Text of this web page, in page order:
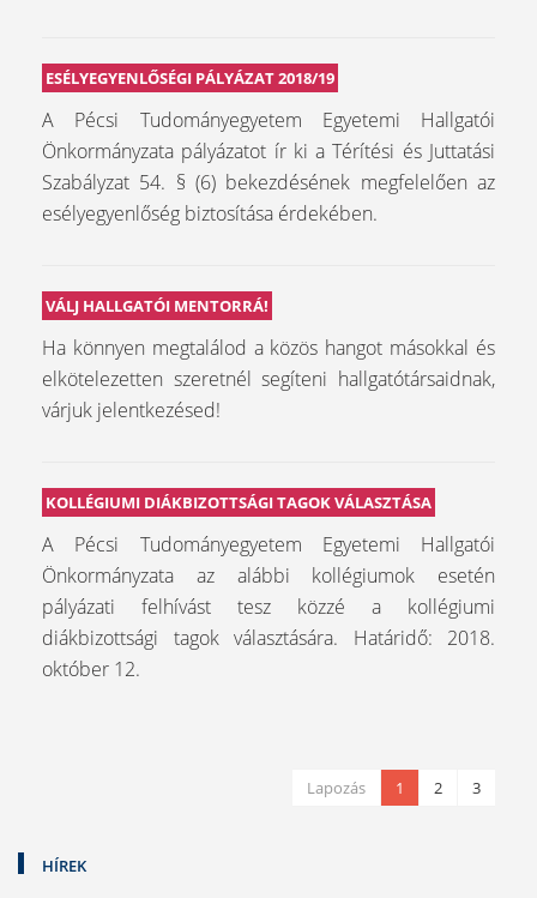
ESÉLYEGYENLŐSÉGI PÁLYÁZAT 2018/19
A Pécsi Tudományegyetem Egyetemi Hallgatói
Önkormányzata pályázatot ír ki a Térítési és Juttatási
Szabályzat 54. § (6) bekezdésének megfelelően az
esélyegyenlőség biztosítása érdekében.
VÁLJ HALLGATÓI MENTORRÁ!
Ha könnyen megtalálod a közös hangot másokkal és
elkötelezetten szeretnél segíteni hallgatótársaidnak,
várjuk jelentkezésed!
KOLLÉGIUMI DIÁKBIZOTTSÁGI TAGOK VÁLASZTÁSA
A Pécsi Tudományegyetem Egyetemi Hallgatói
Önkormányzata az alábbi kollégiumok esetén
pályázati felhívást tesz közzé a kollégiumi
diákbizottsági tagok választására. Határidő: 2018.
október 12.
Lapozás 1 2 3
HÍREK